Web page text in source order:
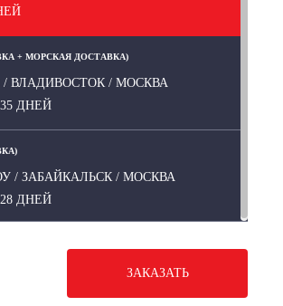
+ МОРСКАЯ ДОСТАВКА)
ВЛАДИВОСТОК / МОСКВА
ДНЕЙ
/ ЗАБАЙКАЛЬСК / МОСКВА
ДНЕЙ
ЗАКАЗАТЬ